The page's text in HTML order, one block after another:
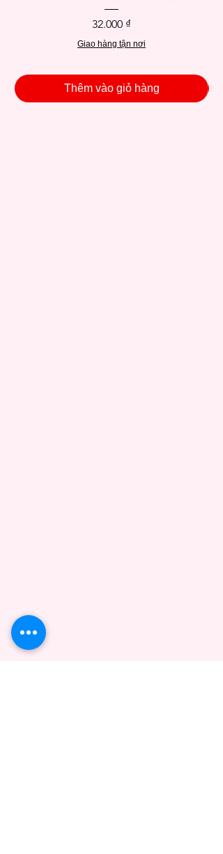
Giá
32.000 ₫
Giao hàng tận nơi
Thêm vào giỏ hàng